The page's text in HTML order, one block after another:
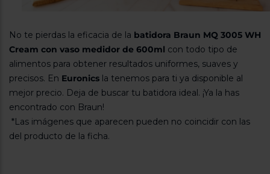
No te pierdas la eficacia de la batidora Braun MQ 3005 WH
Cream con vaso medidor de 600ml con todo tipo de
alimentos para obtener resultados uniformes, suaves y
precisos. En Euronics la tenemos para ti ya disponible al
mejor precio. Deja de buscar tu batidora ideal. ¡Ya la has
encontrado con Braun!
*Las imágenes que aparecen pueden no coincidir con las
del producto de la ficha.